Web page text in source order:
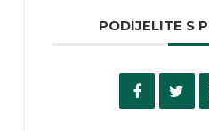
PODIJELITE S